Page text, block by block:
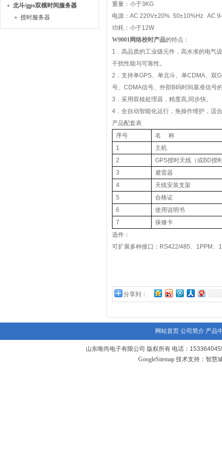
北斗/gps双模时间服务器
授时服务器
重量：小于3KG
电源： AC 220V±20% 50±10%Hz AC
功耗：小于12W
W9001网络校时产品的特点：
1 ．高品质的工业级元件，高水准的电气
干扰性能与可靠性。
2 ．支持单GPS、单北斗、单CDMA、双
号、 CDMA信号、外部B码时间基准信号
3 ．采用双核处理器，精度高,同步快。
4 ．全自动智能化运行，免操作维护，适
产品配套表
序号
名
称
1
主机
2
GPS授时天线（或BD授
3
避雷器
4
天线安装支架
5
合格证
6
使用说明书
7
保修卡
选件：
可扩展多种接口： RS422/485、 1PPM 、
分享到：
网站首页 公司简介 产品
山东唯尚电子有限公司 版权所有 电话：
GoogleSitemap技术支持： 智慧